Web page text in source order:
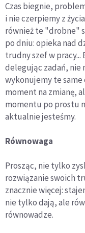
Czas biegnie,
i nie czerpiemy z
również te "drobne"
po dniu: opieka nad
trudny szef w pracy...
delegując zadań, nie
wykonujemy te same
moment na zmianę,
momentu po prostu
aktualnie jesteśmy.
Równowaga
Prosząc, nie tylko
rozwiązanie swoich
znacznie więcej:
nie tylko dają, ale
równowadze.